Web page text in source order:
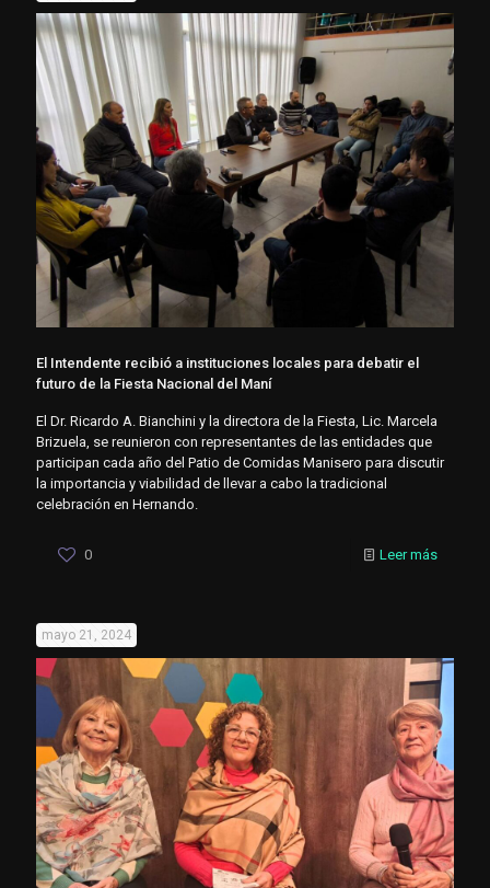
El Intendente recibió a instituciones locales para debatir el
futuro de la Fiesta Nacional del Maní
El Dr. Ricardo A. Bianchini y la directora de la Fiesta, Lic. Marcela
Brizuela, se reunieron con representantes de las entidades que
participan cada año del Patio de Comidas Manisero para discutir
la importancia y viabilidad de llevar a cabo la tradicional
celebración en Hernando.
0 Leer más
mayo 21, 2024